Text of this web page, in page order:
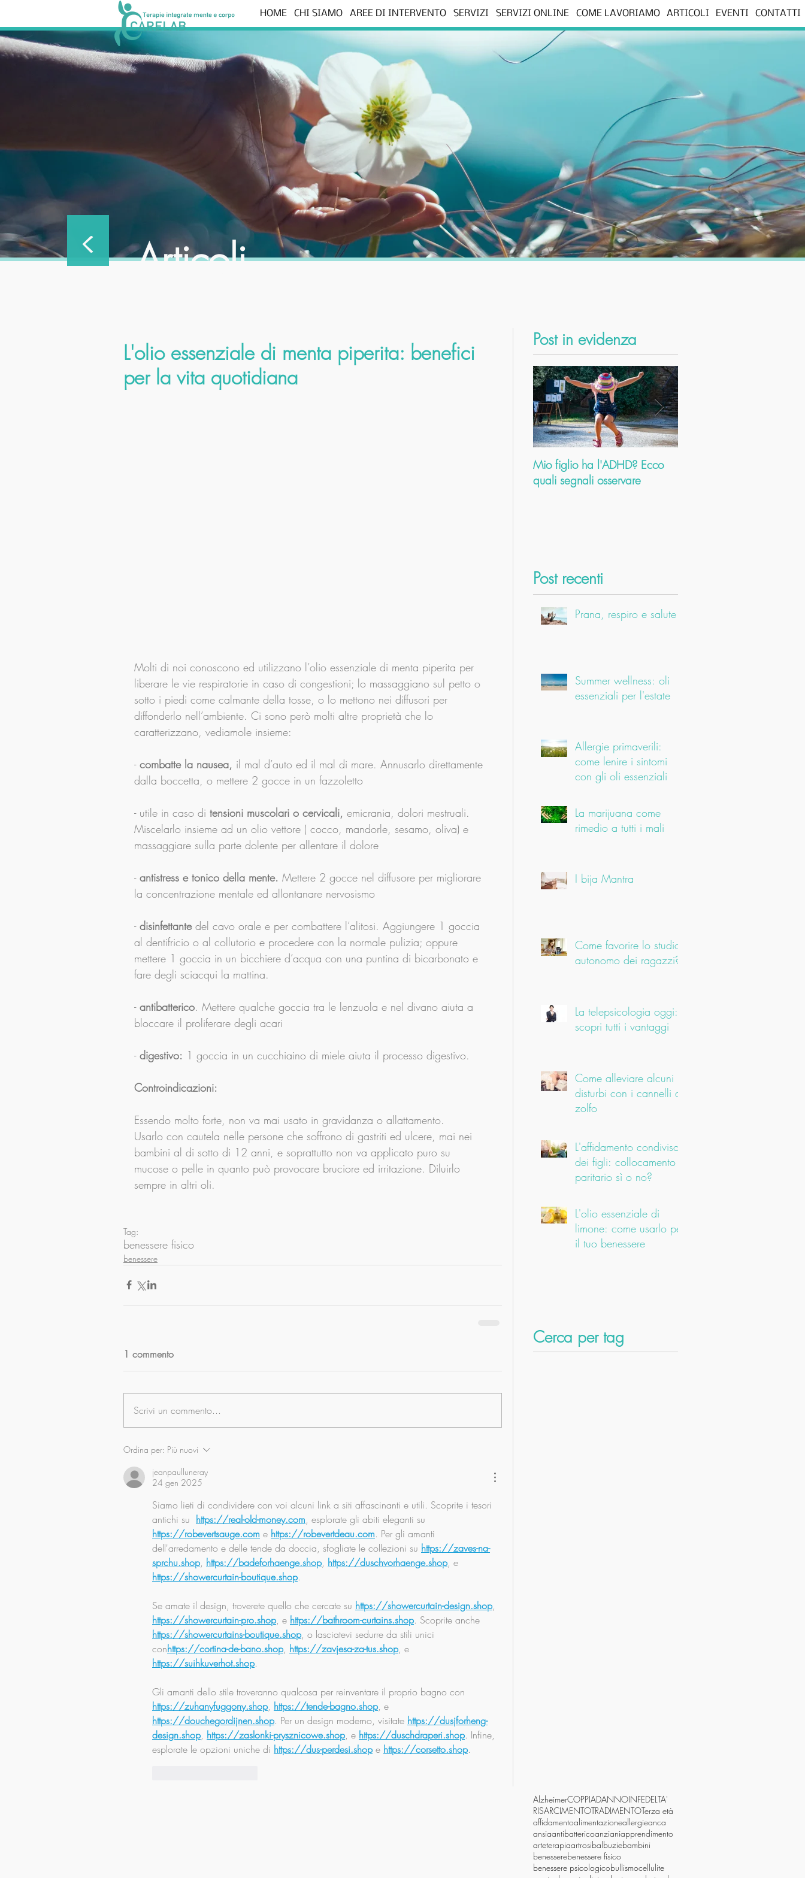
HOME CHI SIAMO AREE DI INTERVENTO SERVIZI SERVIZI ONLINE COME LAVORIAMO ARTICOLI EVENTI CONTATTI
< Articoli
Prana, respiro e salute
Summer wellness: oli
essenziali per l'estate
Allergie primaverili:
come lenire i sintomi
con gli oli essenziali
La marijuana come
rimedio a tutti i mali
I bija Mantra
Come favorire lo studio
autonomo dei ragazzi?
La telepsicologia oggi:
scopri tutti i vantaggi
Come alleviare alcuni
disturbi con i cannelli di
zolfo
L'affidamento condiviso
dei figli: collocamento
paritario sì o no?
L'olio essenziale di
limone: come usarlo per
il tuo benessere
Post recenti
Mio figlio ha l'ADHD? Ecco
quali segnali osservare
Post in evidenza
L'olio essenziale di menta piperita: benefici
per la vita quotidiana
Molti di noi conoscono ed utilizzano l’olio essenziale di menta piperita per
liberare le vie respiratorie in caso di congestioni; lo massaggiano sul petto o
sotto i piedi come calmante della tosse, o lo mettono nei diffusori per
diffonderlo nell’ambiente. Ci sono però molti altre proprietà che lo
caratterizzano, vediamole insieme:
- combatte la nausea, il mal d’auto ed il mal di mare. Annusarlo direttamente
dalla boccetta, o mettere 2 gocce in un fazzoletto
- utile in caso di tensioni muscolari o cervicali, emicrania, dolori mestruali.
Miscelarlo insieme ad un olio vettore ( cocco, mandorle, sesamo, oliva) e
massaggiare sulla parte dolente per allentare il dolore
- antistress e tonico della mente. Mettere 2 gocce nel diffusore per migliorare
la concentrazione mentale ed allontanare nervosismo
- disinfettante del cavo orale e per combattere l’alitosi. Aggiungere 1 goccia
al dentifricio o al collutorio e procedere con la normale pulizia; oppure
mettere 1 goccia in un bicchiere d’acqua con una puntina di bicarbonato e
fare degli sciacqui la mattina.
- antibatterico. Mettere qualche goccia tra le lenzuola e nel divano aiuta a
bloccare il proliferare degli acari
- digestivo: 1 goccia in un cucchiaino di miele aiuta il processo digestivo.
Controindicazioni:
Essendo molto forte, non va mai usato in gravidanza o allattamento.
Usarlo con cautela nelle persone che soffrono di gastriti ed ulcere, mai nei
bambini al di sotto di 12 anni, e soprattutto non va applicato puro su
mucose o pelle in quanto può provocare bruciore ed irritazione. Diluirlo
sempre in altri oli.
Tag:
benessere fisico
benessere
1 commento
Scrivi un commento...
Ordina per: Più nuovi
jeanpaulluneray
24 gen 2025
Siamo lieti di condividere con voi alcuni link a siti affascinanti e utili. Scoprite i tesori
antichi su https://real-old-money.com, esplorate gli abiti eleganti su
https://robevertsauge.com e https://robevertdeau.com. Per gli amanti
dell'arredamento e delle tende da doccia, sfogliate le collezioni su https://zaves-na-
sprchu.shop, https://badeforhaenge.shop, https://duschvorhaenge.shop, e
https://showercurtain-boutique.shop.
Se amate il design, troverete quello che cercate su https://showercurtain-design.shop,
https://showercurtain-pro.shop, e https://bathroom-curtains.shop. Scoprite anche
https://showercurtains-boutique.shop, o lasciatevi sedurre da stili unici
conhttps://cortina-de-bano.shop, https://zavjesa-za-tus.shop, e
https://suihkuverhot.shop.
Gli amanti dello stile troveranno qualcosa per reinventare il proprio bagno con
https://zuhanyfuggony.shop, https://tende-bagno.shop, e
https://douchegordijnen.shop. Per un design moderno, visitate https://dusjforheng-
design.shop, https://zaslonki-prysznicowe.shop, e https://duschdraperi.shop. Infine,
esplorate le opzioni uniche di https://dus-perdesi.shop e https://corsetto.shop.
AlzheimerCOPPIADANNOINFEDELTA'
RISARCIMENTOTRADIMENTOTerza età
affidamentoalimentazioneallergieanca
ansiaantibattericoanzianiapprendimento
arteterapiaartrosibalbuziebambini
benesserebenessere fisico
benessere psicologicobullismocellulite
Cerca per tag